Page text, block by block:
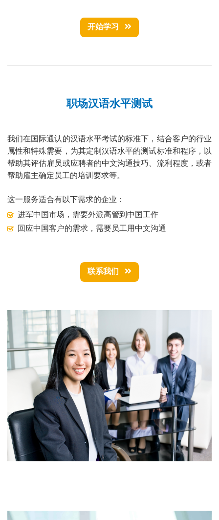
开始学习
职场汉语水平测试
我们在国际通认的汉语水平考试的标准下，结合客户的行业
属性和特殊需要，为其定制汉语水平的测试标准和程序，以
帮助其评估雇员或应聘者的中文沟通技巧、流利程度，或者
帮助雇主确定员工的培训要求等。
这一服务适合有以下需求的企业：
进军中国市场，需要外派高管到中国工作
回应中国客户的需求，需要员工用中文沟通
联系我们